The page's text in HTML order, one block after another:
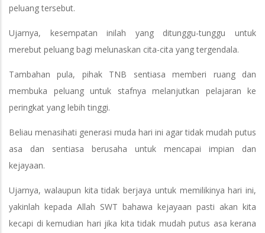
peluang tersebut.
Ujarnya, kesempatan inilah yang ditunggu-tunggu untuk
merebut peluang bagi melunaskan cita-cita yang tergendala.
Tambahan pula, pihak TNB sentiasa memberi ruang dan
membuka peluang untuk stafnya melanjutkan pelajaran ke
peringkat yang lebih tinggi.
Beliau menasihati generasi muda hari ini agar tidak mudah putus
asa dan sentiasa berusaha untuk mencapai impian dan
kejayaan.
Ujarnya, walaupun kita tidak berjaya untuk memilikinya hari ini,
yakinlah kepada Allah SWT bahawa kejayaan pasti akan kita
kecapi di kemudian hari jika kita tidak mudah putus asa kerana